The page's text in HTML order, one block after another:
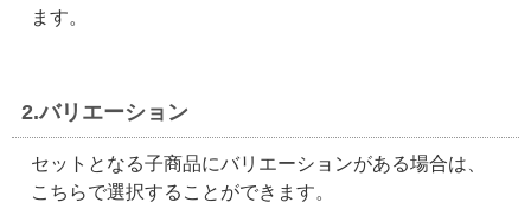
ます。
2.バリエーション
セットとなる子商品にバリエーションがある場合は、
こちらで選択することができます。